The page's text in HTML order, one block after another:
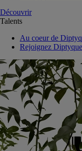
Découvrir
Talents
Au coeur de
Rejoignez Diptyque